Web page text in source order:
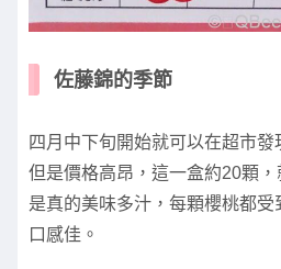
佐藤錦的季節
四月中下旬開始就可以在超市發
但是價格高昂，這一盒約20顆
是真的美味多汁，每顆櫻桃都受
口感佳。